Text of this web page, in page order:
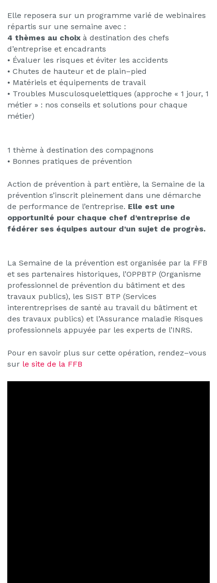
Elle reposera sur un programme varié de webinaires
répartis sur une semaine avec :
4 thèmes au choix à destination des chefs
d’entreprise et encadrants
• Évaluer les risques et éviter les accidents
• Chutes de hauteur et de plain–pied
• Matériels et équipements de travail
• Troubles Musculosquelettiques (approche « 1 jour, 1
métier » : nos conseils et solutions pour chaque
métier)
1 thème à destination des compagnons
• Bonnes pratiques de prévention
Action de prévention à part entière, la Semaine de la
prévention s’inscrit pleinement dans une démarche
de performance de l’entreprise. Elle est une
opportunité pour chaque chef d’entreprise de
fédérer ses équipes autour d’un sujet de progrès.
La Semaine de la prévention est organisée par la FFB
et ses partenaires historiques, l’OPPBTP (Organisme
professionnel de prévention du bâtiment et des
travaux publics), les SIST BTP (Services
interentreprises de santé au travail du bâtiment et
des travaux publics) et l’Assurance maladie Risques
professionnels appuyée par les experts de l’INRS.
Pour en savoir plus sur cette opération, rendez–vous
sur le site de la FFB